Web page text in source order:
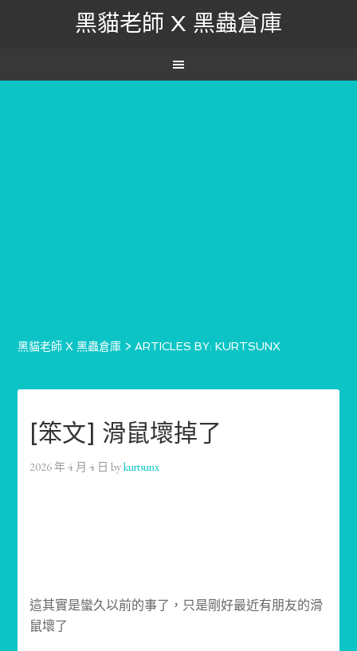
黑貓老師 X 黑蟲倉庫
黑貓老師 X 黑蟲倉庫 >ARTICLES BY: KURTSUNX
[笨文] 滑鼠壞掉了
2026 年 4 月 4 日 bykurtsunx
這其實是蠻久以前的事了，只是剛好最近有朋友的滑
鼠壞了